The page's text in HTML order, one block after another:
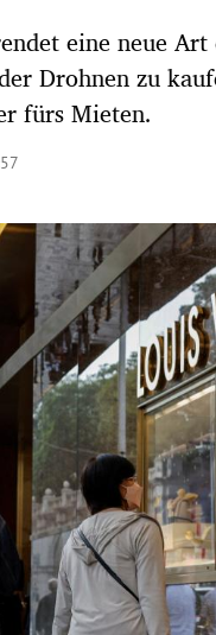
eine neue
Drohnen zu
fürs Mieten.
öffnen/schließen